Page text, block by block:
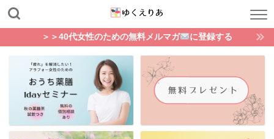
＞＞40代女性のための無料メルマガ に登録する